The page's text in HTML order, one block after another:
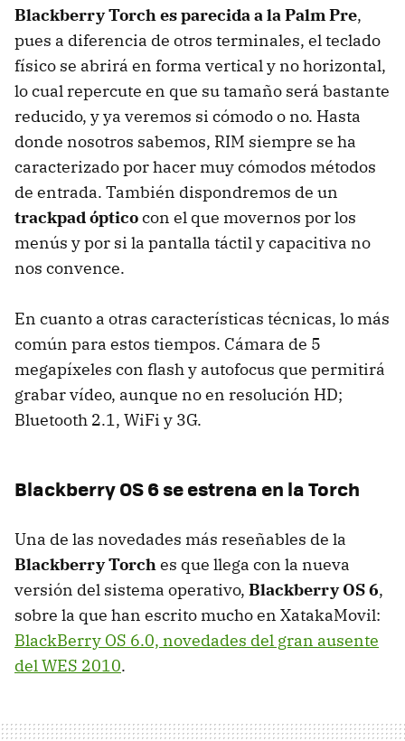
Blackberry Torch es parecida a la Palm Pre,
pues a diferencia de otros terminales, el teclado
físico se abrirá en forma vertical y no horizontal,
lo cual repercute en que su tamaño será bastante
reducido, y ya veremos si cómodo o no. Hasta
donde nosotros sabemos, RIM siempre se ha
caracterizado por hacer muy cómodos métodos
de entrada. También dispondremos de un
trackpad ópticocon el que movernos por los
menús y por si la pantalla táctil y capacitiva no
nos convence.
En cuanto a otras características técnicas, lo más
común para estos tiempos. Cámara de 5
megapíxeles con flash y autofocus que permitirá
grabar vídeo, aunque no en resolución HD;
Bluetooth 2.1, WiFi y 3G.
Blackberry OS 6 se estrena en la Torch
Una de las novedades más reseñables de la
Blackberry Torches que llega con la nueva
versión del sistema operativo, Blackberry OS 6,
sobre la que han escrito mucho en XatakaMovil:
BlackBerry OS 6.0, novedades del gran ausente
delWES 2010.